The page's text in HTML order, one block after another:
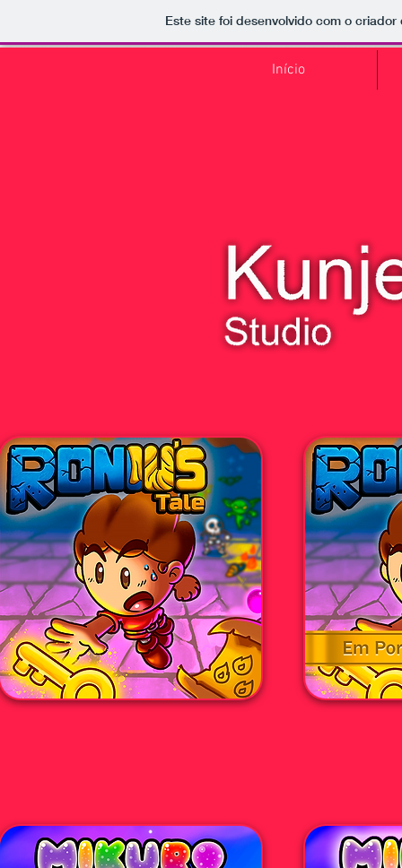
Este site foi desenvolvido com o
Início